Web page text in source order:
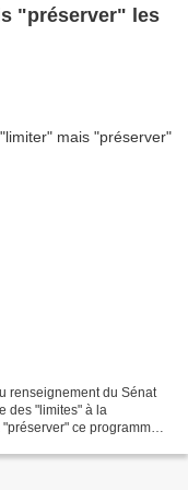
"préserver" les
renseignement du Sénat
des "limites" à la
ce programme